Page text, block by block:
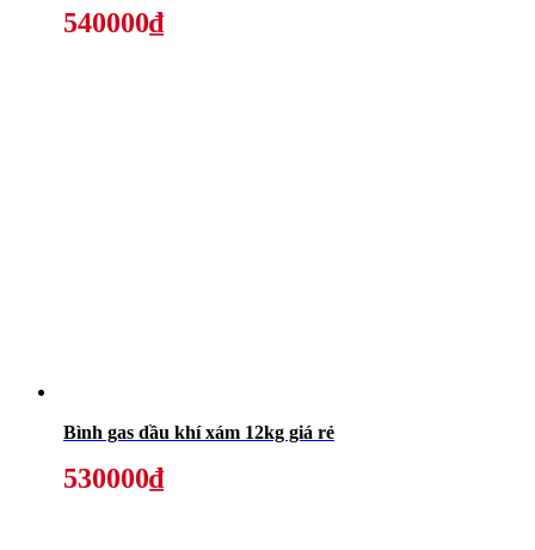
540000₫
Bình gas dầu khí xám 12kg giá rẻ
530000₫